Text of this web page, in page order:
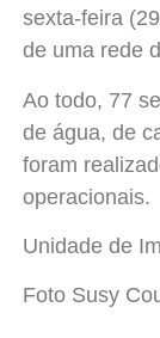
sexta-feira
de uma rede
Ao todo, 77
de água, de
foram
operacionais.
Unidade de
Foto Susy